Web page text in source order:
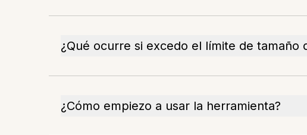
¿Qué ocurre si excedo el límite de tamaño
¿Cómo empiezo a usar la herramienta?